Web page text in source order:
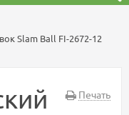
Slam Ball FI-2672-12
Печать